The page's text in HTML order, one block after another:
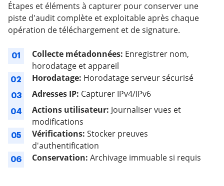
Étapes et éléments à capturer pour conserver une
piste d'audit complète et exploitable après chaque
opération de téléchargement et de signature.
01 Collecte métadonnées: Enregistrer nom,
horodatage et appareil
02 Horodatage: Horodatage serveur sécurisé
03 Adresses IP: Capturer IPv4/IPv6
04 Actions utilisateur: Journaliser vues et
modifications
05 Vérifications: Stocker preuves
d'authentification
06 Conservation: Archivage immuable si requis